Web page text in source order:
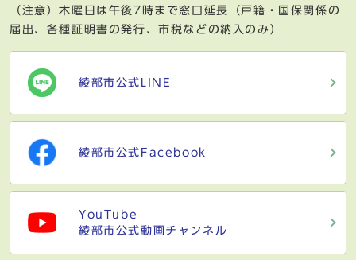
（注意）木曜日は午後7時まで窓口延長（戸籍・国保関係の
届出、各種証明書の発行、市税などの納入のみ）
綾部市公式LINE
綾部市公式Facebook
YouTube
綾部市公式動画チャンネル